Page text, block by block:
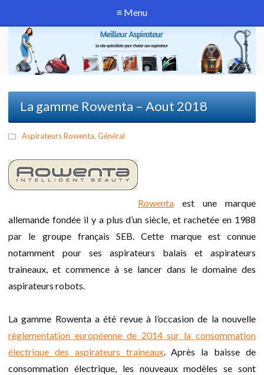
≡ Menu
La gamme Rowenta – Aout 2018
Aspirateurs Rowenta, Général
Rowenta est une marque
allemande fondée il y a plus d’un siècle, et rachetée en 1988
par le groupe français SEB. Cette marque est connue
notamment pour ses aspirateurs balais et aspirateurs
traineaux, et commence à se lancer dans le domaine des
aspirateurs robots.
La gamme Rowenta a été revue à l’occasion de la nouvelle
règlementation européenne de 2014 sur la consommation
électrique des aspirateurs traineaux. Après la baisse de
consommation électrique, les nouveaux modèles se sont